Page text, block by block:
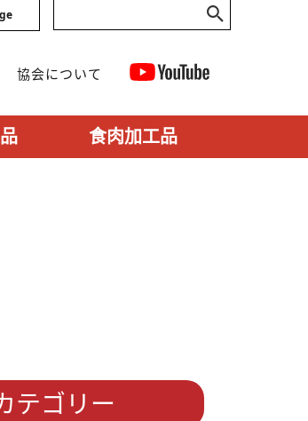
協会について
食肉加工品
テゴリー